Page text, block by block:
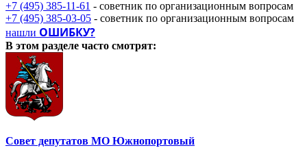
+7 (495) 385-11-61 - советник по организационным вопросам
+7 (495) 385-03-05 - советник по организационным вопросам
нашли ОШИБКУ?
В этом разделе часто смотрят:
Совет депутатов МО Южнопортовый